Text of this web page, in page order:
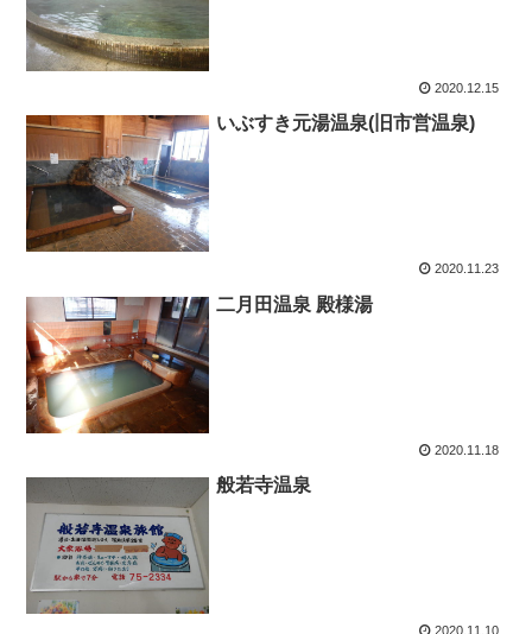
2020.12.15
いぶすき元湯温泉(旧市営温泉)
2020.11.23
二月田温泉 殿様湯
2020.11.18
般若寺温泉
2020.11.10